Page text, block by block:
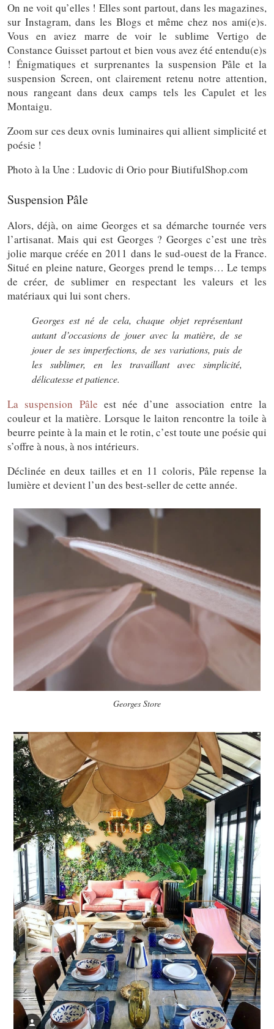
On ne voit qu’elles ! Elles sont partout, dans les magazines,
sur Instagram, dans les Blogs et même chez nos ami(e)s.
Vous en aviez marre de voir le sublime Vertigo de
Constance Guisset partout et bien vous avez été entendu(e)s
! Énigmatiques et surprenantes la suspension Pâle et la
suspension Screen, ont clairement retenu notre attention,
nous rangeant dans deux camps tels les Capulet et les
Montaigu.
Zoom sur ces deux ovnis luminaires qui allient simplicité et
poésie !
Photo à la Une : Ludovic di Orio pour BiutifulShop.com
Suspension Pâle
Alors, déjà, on aime Georges et sa démarche tournée vers
l’artisanat. Mais qui est Georges ? Georges c’est une très
jolie marque créée en 2011 dans le sud-ouest de la France.
Situé en pleine nature, Georges prend le temps… Le temps
de créer, de sublimer en respectant les valeurs et les
matériaux qui lui sont chers.
Georges est né de cela, chaque objet représentant
autant d’occasions de jouer avec la matière, de se
jouer de ses imperfections, de ses variations, puis de
les sublimer, en les travaillant avec simplicité,
délicatesse et patience.
La suspension Pâle est née d’une association entre la
couleur et la matière. Lorsque le laiton rencontre la toile à
beurre peinte à la main et le rotin, c’est toute une poésie qui
s’offre à nous, à nos intérieurs.
Déclinée en deux tailles et en 11 coloris, Pâle repense la
lumière et devient l’un des best-seller de cette année.
Georges Store